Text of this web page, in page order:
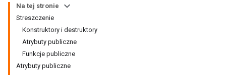
Na tej stronie
Streszczenie
Konstruktory i destruktory
Atrybuty publiczne
Funkcje publiczne
Atrybuty publiczne